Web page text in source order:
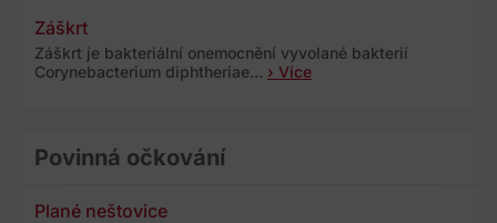
Záškrt
Záškrt je bakteriální onemocnění vyvolané bakterií
Corynebacterium diphtheriae... › Více
Povinná očkování
Plané neštovice